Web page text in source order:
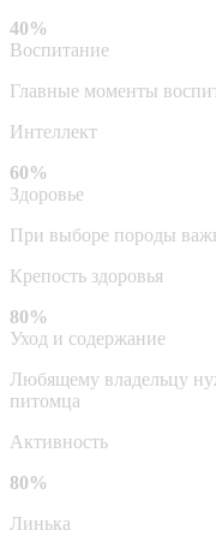
40%
Воспитание
Главные моменты
Интеллект
60%
Здоровье
При выборе породы
Крепость здоровья
80%
Уход и содержание
Любящему владельцу
питомца
Активность
80%
Линька